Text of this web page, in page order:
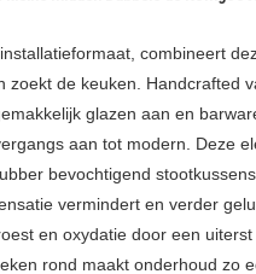
combineert
de keuken. Handcrafted
glazen aan en
aan tot modern. Deze
bevochtigend
vermindert en verder
en oxydatie door een
rond maakt onderhoud zo